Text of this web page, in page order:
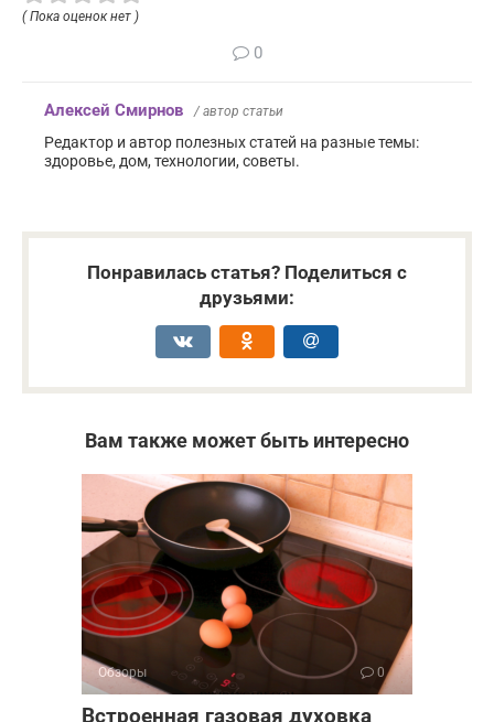
( Пока оценок нет )
0
Алексей Смирнов / автор статьи
Редактор и автор полезных статей на разные темы:
здоровье, дом, технологии, советы.
Понравилась статья? Поделиться с
друзьями:
Вам также может быть интересно
Обзоры 0
Встроенная газовая духовка